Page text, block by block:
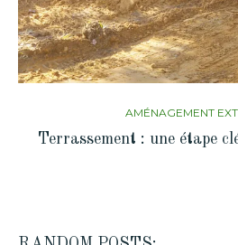
AMÉNAGEMENT
Terrassement : une étape